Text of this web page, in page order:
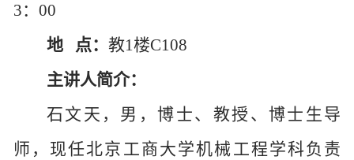
3：00
地
点： 教1楼C108
主讲人简介：
石文天，男，博士、教授、博士生导
师，现任北京工商大学机械工程学科负责